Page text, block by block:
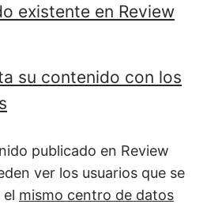
existente en Review
su contenido con los
publicado en Review
ver los usuarios que se
mismo centro de datos